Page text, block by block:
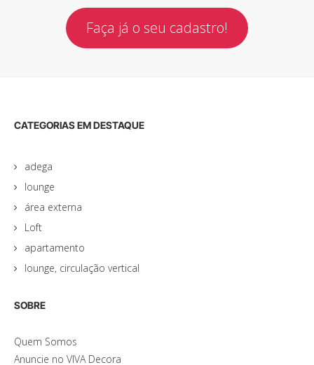
Faça já o seu cadastro!
CATEGORIAS EM DESTAQUE
adega
lounge
área externa
Loft
apartamento
lounge, circulação vertical
SOBRE
Quem Somos
Anuncie no VIVA Decora